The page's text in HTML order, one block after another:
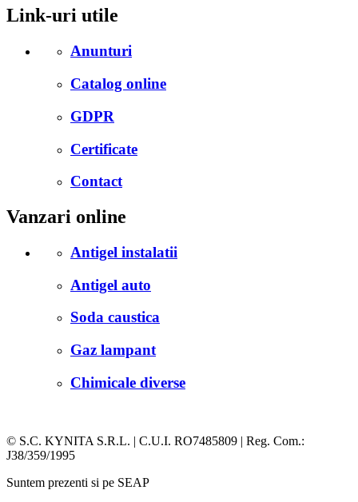
Link-uri utile
Anunturi
Catalog online
GDPR
Certificate
Contact
Vanzari online
Antigel instalatii
Antigel auto
Soda caustica
Gaz lampant
Chimicale diverse
© S.C. KYNITA S.R.L. | C.U.I. RO7485809 | Reg. Com.:
J38/359/1995
Suntem prezenti si pe SEAP